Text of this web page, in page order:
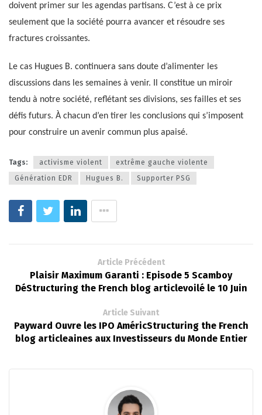
doivent primer sur les agendas partisans. C’est à ce prix
seulement que la société pourra avancer et résoudre ses
fractures croissantes.
Le cas Hugues B. continuera sans doute d’alimenter les
discussions dans les semaines à venir. Il constitue un miroir
tendu à notre société, reflétant ses divisions, ses failles et ses
défis futurs. À chacun d’en tirer les conclusions qui s’imposent
pour construire un avenir commun plus apaisé.
Tags: activisme violent
extrême gauche violente
Génération EDR
Hugues B. Supporter PSG
Article Précédent
Plaisir Maximum Garanti : Episode 5 Scamboy
DéStructuring the French blog articlevoilé le 10 Juin
Article Suivant
Payward Ouvre les IPO AméricStructuring the French
blog articleaines aux Investisseurs du Monde Entier